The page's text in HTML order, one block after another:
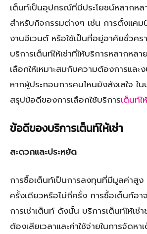
เต็นท์เป็นอุปกรณ์ที่มีประโยชน์หลากหล
สำหรับกิจกรรมต่างๆ เช่น การตั้งแค
งานอีเวนต์ หรือใช้เป็นที่อยู่อาศัยชั่วคร
บริการเต็นท์ให้เช่าที่ให้บริการหลากหล
เลือกให้เหมาะสมกับความต้องการแล
หากผู้ประกอบการคนไหนยังลังเลใจ ใ
สรุปข้อดีของการเลือกใช้บริการเต็นท์ใ
ข้อดีของบริการเต็นท์ให้เช่า
สะดวกและประหยัด
การซื้อเต็นท์เป็นการลงทุนที่มีมูลค่าสูง
ครั้งเดียวหรือไม่กี่ครั้ง การซื้อเต็นท์อา
การเช่าเต็นท์ ดังนั้น บริการเต็นท์ให้เช่า
ต้องเสียเวลาและค่าใช้จ่ายในการจัดห